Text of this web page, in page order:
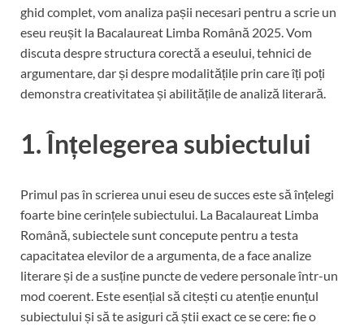
ghid complet, vom analiza pașii necesari pentru a scrie un
eseu reușit la Bacalaureat Limba Română 2025. Vom
discuta despre structura corectă a eseului, tehnici de
argumentare, dar și despre modalitățile prin care îți poți
demonstra creativitatea și abilitățile de analiză literară.
1. Înțelegerea subiectului
Primul pas în scrierea unui eseu de succes este să înțelegi
foarte bine cerințele subiectului. La Bacalaureat Limba
Română, subiectele sunt concepute pentru a testa
capacitatea elevilor de a argumenta, de a face analize
literare și de a susține puncte de vedere personale într-un
mod coerent. Este esențial să citești cu atenție enunțul
subiectului și să te asiguri că știi exact ce se cere: fie o